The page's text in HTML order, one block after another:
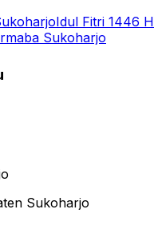
Idul Fitri 1446 H
Sukoharjo
Sukoharjo